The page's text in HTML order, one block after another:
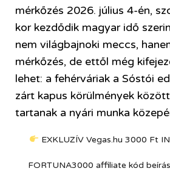
mérkőzés 2026. július 4-én,
kor kezdődik magyar idő
nem világbajnoki meccs,
mérkőzés, de ettől még
lehet: a fehérváriak a Sóstói
zárt kapus körülmények
tartanak a nyári munka
EXKLUZÍV Vegas.hu 3000 Ft
FORTUNA3000 affiliate kód